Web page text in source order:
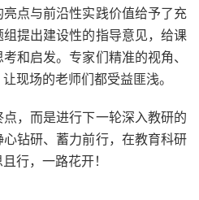
点与前沿性实践价值给予了充
提出建设性的指导意见，给课
和启发。专家们精准的视角、
现场的老师们都受益匪浅。
，而是进行下一轮深入教研的
钻研、蓄力前行，在教育科研
行，一路花开！